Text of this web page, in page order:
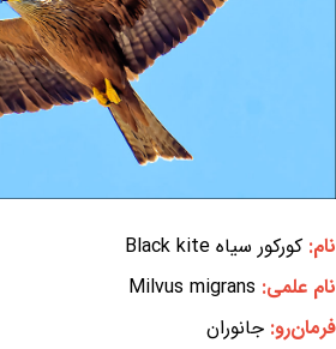
نام: کورکور سیاه Black kite
نام علمی: Milvus migrans
فرمان‌رو: جانوران